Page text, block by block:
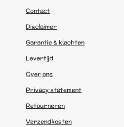
Contact
Disclaimer
Garantie & klachten
Levertijd
Over ons
Privacy statement
Retourneren
Verzendkosten